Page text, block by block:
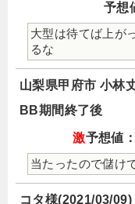
予想
大型は待てば上が
るな
山梨県甲府市 小林
BB期間終了後
激予想値
当たったので儲け
コタ様(2021/03/